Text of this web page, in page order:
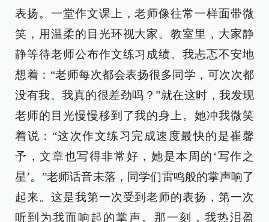
表扬。一堂作文课上，老师像往常一样面带微
笑，用温柔的目光环视大家。教室里，大家静
静等待老师公布作文练习成绩。我忐忑不安地
想着：“老师每次都会表扬很多同学，可次次都
没有我。我真的很差劲吗？”就在这时，我发现
老师的目光慢慢移到了我的身上。她冲我微笑
着说：“这次作文练习完成速度最快的是崔馨
予，文章也写得非常好，她是本周的‘写作之
星’。”老师话音未落，同学们雷鸣般的掌声响了
起来。这是我第一次受到老师的表扬，第一次
听到为我而响起的掌声。那一刻，我热泪盈